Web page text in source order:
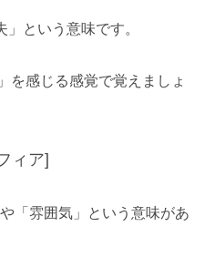
」という意味です。
を感じる感覚で覚えましょ
ィア]
「雰囲気」という意味があ